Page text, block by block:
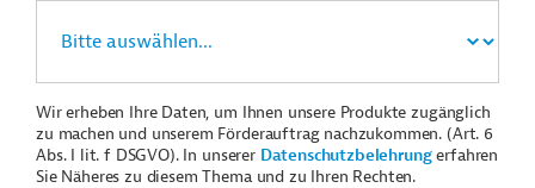
Wir erheben Ihre Daten, um Ihnen unsere Produkte zugänglich
zu machen und unserem Förderauftrag nachzukommen. (Art. 6
Abs. I lit. f DSGVO). In unserer Datenschutzbelehrungerfahren
Sie Näheres zu diesem Thema und zu Ihren Rechten.